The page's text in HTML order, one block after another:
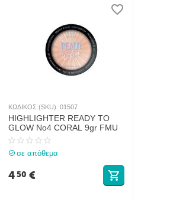
ΚΩΔΙΚΟΣ (SKU): 01507
HIGHLIGHTER READY TO
GLOW No4 CORAL 9gr FMU
σε απόθεμα
450 €